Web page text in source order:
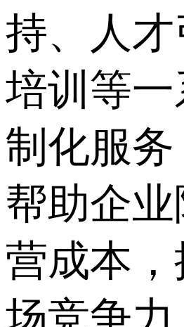
持、人才
培训等一
制化服
帮助企
营成本
场竞争力